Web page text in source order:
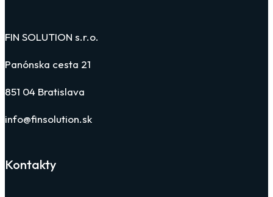
FIN SOLUTION s.r.o.
Panónska cesta 21
851 04 Bratislava
info@finsolution.sk
Kontakty